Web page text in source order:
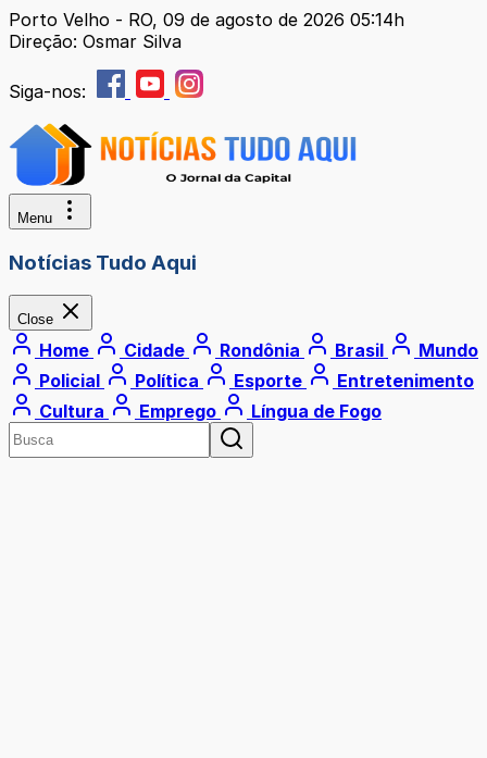
Porto Velho - RO, 09 de agosto de 2026 05:14h
Direção: Osmar Silva
Siga-nos:
Menu
Notícias Tudo Aqui
Close
Home Cidade Rondônia Brasil
Mundo
Policial
Política Esporte
Entretenimento
Cultura
Emprego Língua de Fogo